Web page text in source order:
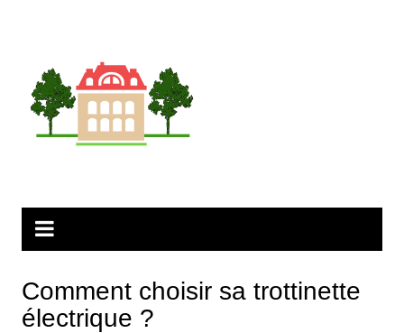
Comment choisir sa trottinette
électrique ?